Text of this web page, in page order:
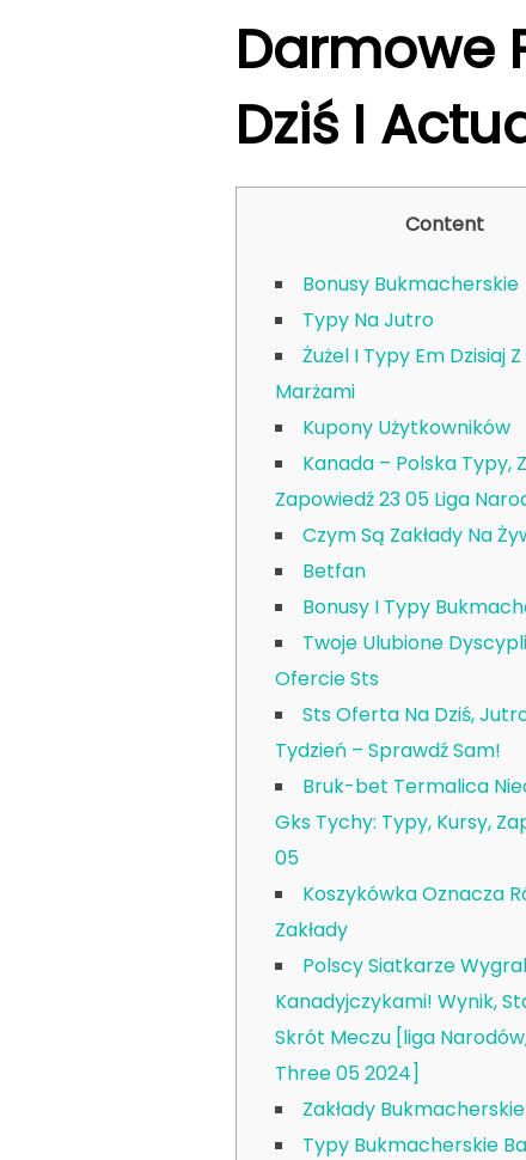
Darmowe
Dziś I
Content
Bonusy Bukmacherskie
Typy Na Jutro
Żużel I Typy Em Dzisiaj
Marżami
Kupony Użytkowników
Kanada – Polska Typy,
Zapowiedź 23 05 Liga
Czym Są Zakłady Na
Betfan
Bonusy I Typy
Twoje Ulubione
Ofercie Sts
Sts Oferta Na Dziś,
Tydzień – Sprawdź Sam!
Bruk-bet Termalica
Gks Tychy: Typy, Kursy,
05
Koszykówka Oznacza
Zakłady
Polscy Siatkarze
Kanadyjczykami! Wynik,
Skrót Meczu [liga
Three 05 2024]
Zakłady
Typy Bukmacherskie